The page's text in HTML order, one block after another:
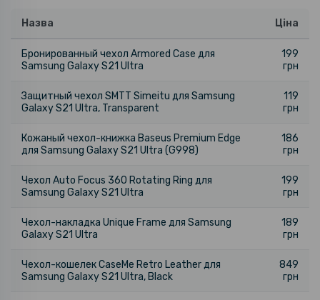
Назва Ціна
Бронированный чехол Armored Case для
Samsung Galaxy S21 Ultra
199
грн
Защитный чехол SMTT Simeitu для Samsung
Galaxy S21 Ultra, Transparent
119
грн
Кожаный чехол-книжка Baseus Premium Edge
для Samsung Galaxy S21 Ultra (G998)
186
грн
Чехол Auto Focus 360 Rotating Ring для
Samsung Galaxy S21 Ultra
199
грн
Чехол-накладка Unique Frame для Samsung
Galaxy S21 Ultra
189
грн
Чехол-кошелек CaseMe Retro Leather для
Samsung Galaxy S21 Ultra, Black
849
грн